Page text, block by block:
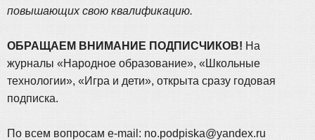
повышающих свою квалификацию.
ОБРАЩАЕМ ВНИМАНИЕ ПОДПИСЧИКОВ! На
журналы «Народное образование», «Школьные
технологии», «Игра и дети», открыта сразу годовая
подписка.
По всем вопросам e-mail: no.podpiska@yandex.ru